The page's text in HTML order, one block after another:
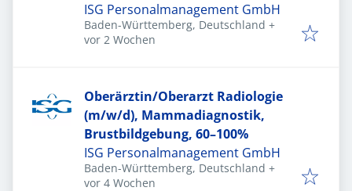
ISG Personalmanagement GmbH
Baden-Württemberg, Deutschland +
Veröffentlicht:
vor 2 Wochen
Oberärztin/Oberarzt Radiologie
(m/w/d), Mammadiagnostik,
Brustbildgebung, 60–100%
ISG Personalmanagement GmbH
Baden-Württemberg, Deutschland +
Veröffentlicht:
vor 4 Wochen